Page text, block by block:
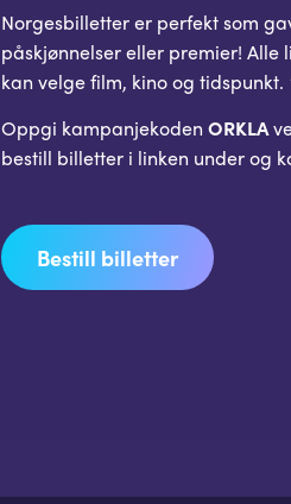
Norgesbilletter er perfekt som
påskjønnelser eller premier! Alle
kan velge film, kino og tidspunkt.
Oppgi kampanjekoden ORKLA
bestill billetter i linken under og
Bestill billetter